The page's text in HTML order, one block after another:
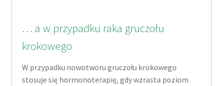
… a w przypadku raka gruczołu
krokowego
W przypadku nowotworu gruczołu krokowego
stosuje się hormonoterapię, gdy wzrasta poziom